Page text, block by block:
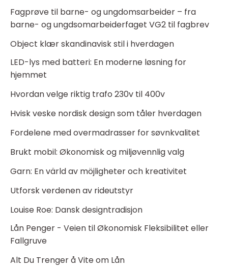
Fagprøve til barne- og ungdomsarbeider – fra
barne- og ungdsomarbeiderfaget VG2 til fagbrev
Object klær skandinavisk stil i hverdagen
LED-lys med batteri: En moderne løsning for
hjemmet
Hvordan velge riktig trafo 230v til 400v
Hvisk veske nordisk design som tåler hverdagen
Fordelene med overmadrasser for søvnkvalitet
Brukt mobil: Økonomisk og miljøvennlig valg
Garn: En värld av möjligheter och kreativitet
Utforsk verdenen av rideutstyr
Louise Roe: Dansk designtradisjon
Lån Penger - Veien til Økonomisk Fleksibilitet eller
Fallgruve
Alt Du Trenger å Vite om Lån